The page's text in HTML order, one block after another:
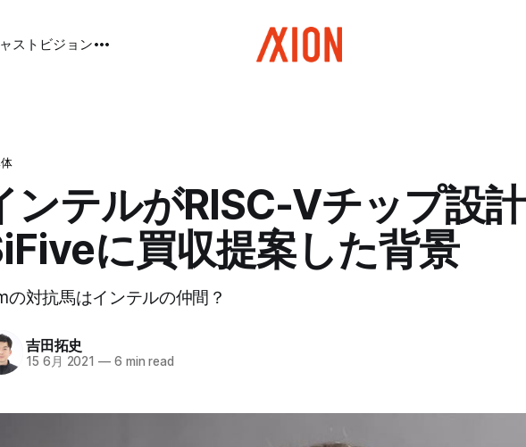
スト ビジョン
ンテルがRISC-Vチップ設計
に買収提案した背景
の対抗馬はインテルの仲間？
吉田拓史
15 6月 2021 — 6 min read